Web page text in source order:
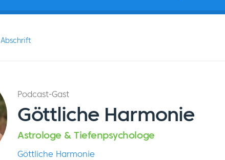
Abschrift
Podcast-Gast
Göttliche Harmonie
Astrologe & Tiefenpsychologe
Göttliche Harmonie